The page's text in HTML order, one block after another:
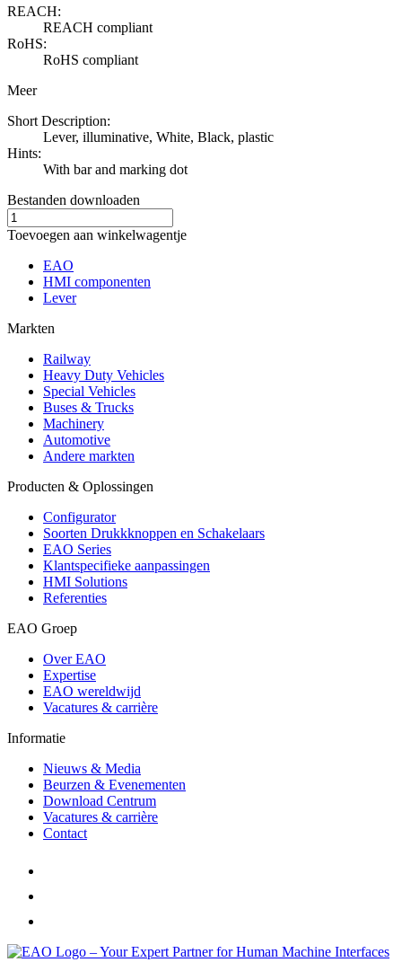
REACH:
REACH compliant
RoHS:
RoHS compliant
Meer
Short Description:
Lever, illuminative, White, Black, plastic
Hints:
With bar and marking dot
Bestanden downloaden
Toevoegen aan winkelwagentje
EAO
HMI componenten
Lever
Markten
Railway
Heavy Duty Vehicles
Special Vehicles
Buses & Trucks
Machinery
Automotive
Andere markten
Producten & Oplossingen
Configurator
Soorten Drukkknoppen en Schakelaars
EAO Series
Klantspecifieke aanpassingen
HMI Solutions
Referenties
EAO Groep
Over EAO
Expertise
EAO wereldwijd
Vacatures & carrière
Informatie
Nieuws & Media
Beurzen & Evenementen
Download Centrum
Vacatures & carrière
Contact